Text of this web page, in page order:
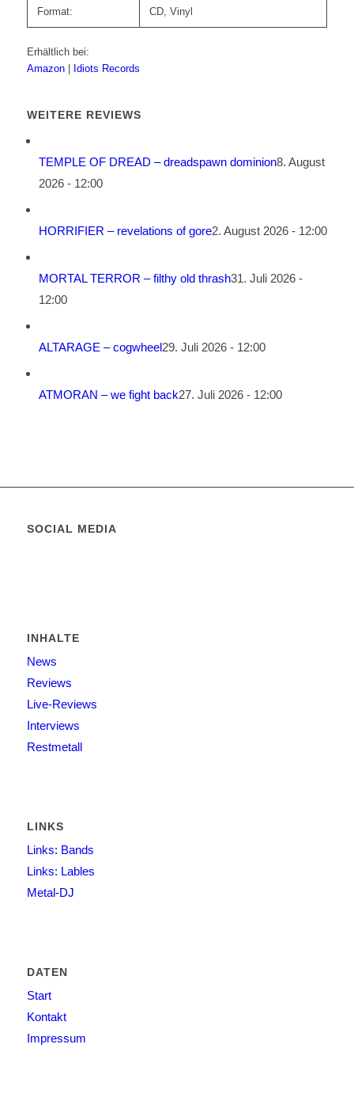
Format: CD, Vinyl
Erhältlich bei:
Amazon
Idiots Records
WEITERE REVIEWS
TEMPLE OF DREAD – dreadspawn dominion8. August
2026 - 12:00
HORRIFIER – revelations of gore2. August 2026 - 12:00
MORTAL TERROR – filthy old thrash31. Juli 2026 -
12:00
ALTARAGE – cogwheel29. Juli 2026 - 12:00
ATMORAN – we fight back27. Juli 2026 - 12:00
SOCIAL MEDIA
INHALTE
News
Reviews
Live-Reviews
Interviews
Restmetall
LINKS
Links: Bands
Links: Lables
Metal-DJ
DATEN
Start
Kontakt
Impressum